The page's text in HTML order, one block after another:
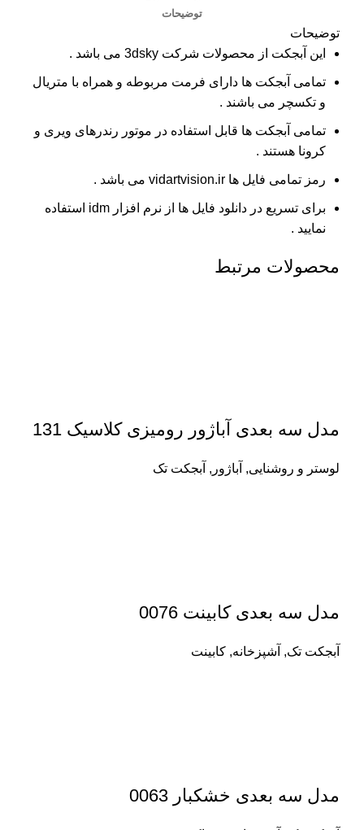
توضیحات
توضیحات
این آبجکت از محصولات شرکت 3dsky می باشد .
تمامی آبجکت ها دارای فرمت مربوطه و همراه با متریال
و تکسچر می باشند .
تمامی آبجکت ها قابل استفاده در موتور رندرهای ویری و
کرونا هستند .
رمز تمامی فایل ها vidartvision.ir می باشد .
برای تسریع در دانلود فایل ها از نرم افزار idm استفاده
نمایید .
محصولات مرتبط
مدل سه بعدی آباژور رومیزی کلاسیک 131
لوستر و روشنایی, آباژور , آبجکت تک
مدل سه بعدی کابینت 0076
آبجکت تک, آشپزخانه, کابینت
مدل سه بعدی خشکبار 0063